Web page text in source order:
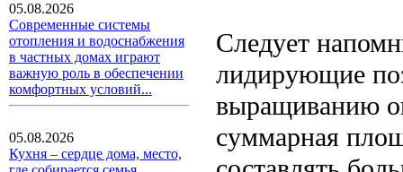
05.08.2026
Современные системы
отопления и водоснабжения
в частных домах играют
важную роль в обеспечении
комфортных условий...
05.08.2026
Кухня – сердце дома, место,
Следует
лидирующие
выращиванию
суммарная